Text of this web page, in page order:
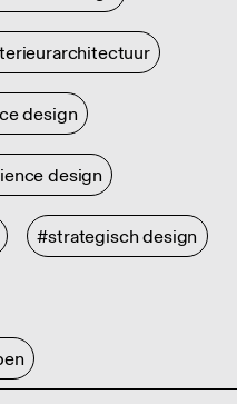
design
design
#strategisch design